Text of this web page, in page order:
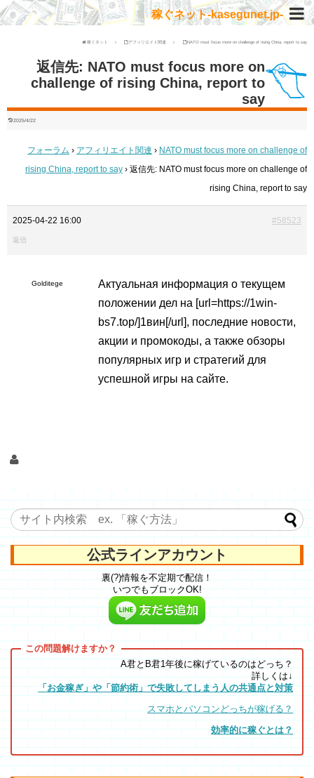
稼ぐネット-kasegunet.jp-
稼ぐネット アフィリエイト関連 NATO must focus more on challenge of rising China, report to say
返信先: NATO must focus more on
challenge of rising China, report to
say
2025/4/22
フォーラム › アフィリエイト関連 › NATO must focus more on challenge of
rising China, report to say › 返信先: NATO must focus more on challenge of
rising China, report to say
2025-04-22 16:00 #58523
返信
Golditege
Актуальная информация о текущем
положении дел на [url=https://1win-
bs7.top/]1вин[/url], последние новости,
акции и промокоды, а также обзоры
популярных игр и стратегий для
успешной игры на сайте.
公式ラインアカウント
裏(?)情報を不定期で配信！
いつでもブロックOK!
A君とB君1年後に稼げているのはどっち？
詳しくは↓
「お金稼ぎ」や「節約術」で失敗してしまう人の共通点と対策
スマホとパソコンどっちが稼げる？
効率的に稼ぐとは？